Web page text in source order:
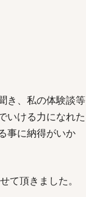
き、私の体験談等
いける力になれた
事に納得がいか
て頂きました。